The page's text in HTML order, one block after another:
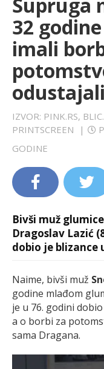
LIFESTYLE
EXTRA
32
imali
IZVOR: PINK.RS,
PRINTSCREEN
|
GODINE
Bivši muž
Dragoslav Lazić
dobio je blizance
Naime, bivši muž
godine mlađom
je u 76. godini
a o borbi za
sama Dragana.